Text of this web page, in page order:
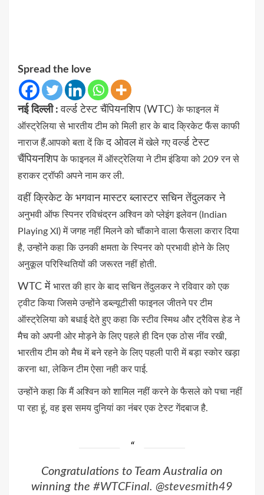
Spread the love
नई दिल्ली :वर्ल्ड टेस्ट चैंपियनशिप (WTC)के फाइनल में
ऑस्ट्रेलिया से भारतीय टीम को मिली हार के बाद क्रिकेट फैंस काफी
नाराज हैं.आपको बता दें किद ओवलमें खेले गएवर्ल्ड टेस्ट
चैंपियनशिपके फाइनलमें ऑस्ट्रेलिया ने टीम इंडियाको 209 रन से
हराकर ट्रॉफी अपने नाम कर ली.
वहीं क्रिकेट के भगवान मास्टर ब्लास्टर सचिन तेंदुलकर ने
अनुभवी ऑफ स्पिनर रविचंद्रन अश्विन को प्लेइंग इलेवन (Indian
Playing XI)में जगह नहीं मिलने को चौंकाने वाला फैसला करार दिया
है,उन्होंने कहा किउनकी क्षमता के स्पिनर को प्रभावी होने के लिए
अनुकूल परिस्थितियों की जरूरत नहीं होती.
WTC में भारत की हार के बाद सचिनतेंदुलकर ने रविवार को एक
ट्वीट किया जिसमे उन्होंने डब्ल्यूटीसी फाइनल जीतने पर टीम
ऑस्ट्रेलिया को बधाई देते हुए कहाकि स्टीव स्मिथ और ट्रैविस हेड ने
मैच को अपनी ओर मोड़ने के लिए पहले ही दिन एक ठोस नींव रखी,
भारतीय टीमको मैच में बने रहने के लिए पहली पारी में बड़ा स्कोर खड़ा
करना था,लेकिन टीम ऐसा नही कर पाई.
उन्होंने कहा कि मैं अश्विन को शामिल नहीं करने के फैसले को पचा नहीं
पा रहा हूं, वह इस समय दुनियां का नंबर एक टेस्ट गेंदबाज है.
Congratulations to Team Australia on
winning the #WTCFinal. @stevesmith49